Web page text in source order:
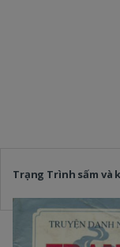
Trạng Trình sấm và